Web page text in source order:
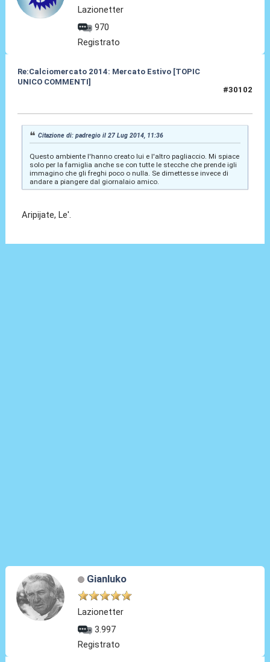
Lazionetter
970
Registrato
Re:Calciomercato 2014: Mercato Estivo [TOPIC
UNICO COMMENTI]
#30102
Citazione di: padregio il 27 Lug 2014, 11:36
Questo ambiente l'hanno creato lui e l'altro pagliaccio. Mi spiace
solo per la famiglia anche se con tutte le stecche che prende igli
immagino che gli freghi poco o nulla. Se dimettesse invece di
andare a piangere dal giornalaio amico.
Aripijate, Le'.
Gianluko
Lazionetter
3.997
Registrato